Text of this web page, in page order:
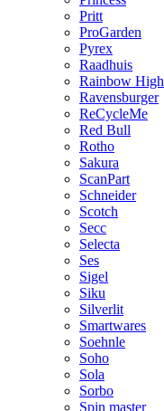
Pritt
ProGarden
Pyrex
Raadhuis
Rainbow High
Ravensburger
ReCycleMe
Red Bull
Rotho
Sakura
ScanPart
Schneider
Scotch
Secc
Selecta
Ses
Sigel
Siku
Silverlit
Smartwares
Soehnle
Soho
Sola
Sorbo
Spin master